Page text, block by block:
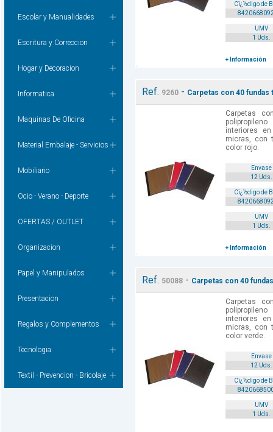
Escolar y Manualidades
Escritura y Correccion
Hogar y Decoracion
Informatica
Maquinas De Oficina
Material Embalaje - Servicios
Mobiliario
Ocio - Verano - Deporte
OFERTAS / OUTLET
Organizacion
Papel y Manipulados
Presentacion
Regalos y Complementos
Tecnologia
Textil - Prevencion - Bricolaje
Cï¿½digo de
UMV
1 Uds.
+ Información
Ref. 9260 - Carpetas con 40
Carpetas
interiores
micras, con
color rojo.
Envase
12 Uds.
Cï¿½digo de
UMV
1 Uds.
+ Información
Ref. 50088 - Carpetas con 40
Carpetas
interiores
micras, con
color verde.
Envase
12 Uds.
Cï¿½digo de
UMV
1 Uds.